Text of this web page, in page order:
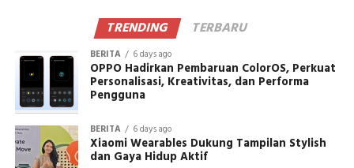
TRENDING TERBARU
BERITA 6 days ago
OPPO Hadirkan Pembaruan ColorOS, Perkuat
Personalisasi, Kreativitas, dan Performa
Pengguna
BERITA 6 days ago
Xiaomi Wearables Dukung Tampilan Stylish
dan Gaya Hidup Aktif